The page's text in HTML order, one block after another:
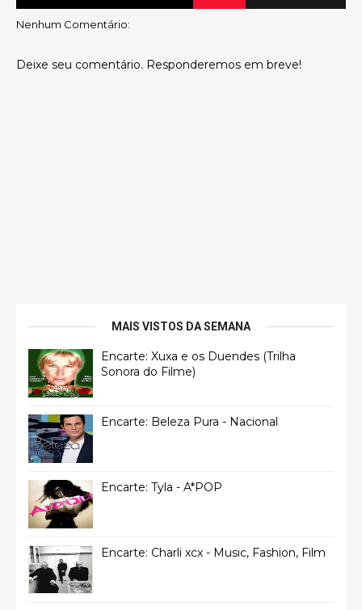
Nenhum Comentário:
Deixe seu comentário. Responderemos em breve!
MAIS VISTOS DA SEMANA
Encarte: Xuxa e os Duendes (Trilha
Sonora do Filme)
Encarte: Beleza Pura - Nacional
Encarte: Tyla - A*POP
Encarte: Charli xcx - Music, Fashion, Film